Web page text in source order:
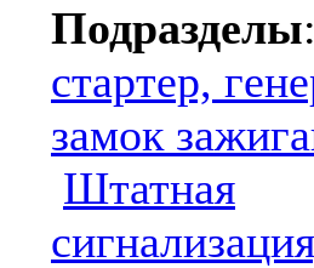
Подразделы:
стартер,
замок
Штатная